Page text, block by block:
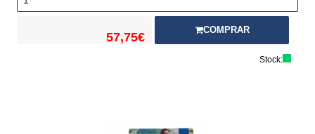
57,75€
COMPRAR
Stock: